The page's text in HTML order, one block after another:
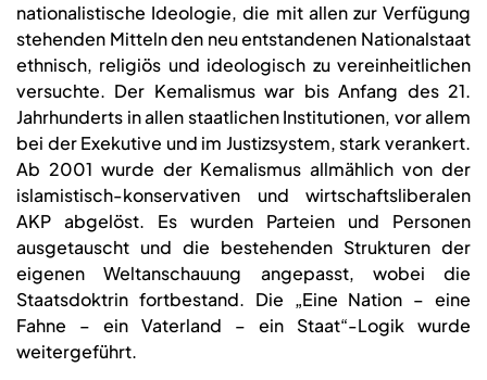
nationalistische Ideologie, die mit allen zur Verfügung
stehenden Mitteln den neu entstandenen Nationalstaat
ethnisch, religiös und ideologisch zu vereinheitlichen
versuchte. Der Kemalismus war bis Anfang des 21.
Jahrhunderts in allen staatlichen Institutionen, vor allem
bei der Exekutive und im Justizsystem, stark verankert.
Ab 2001 wurde der Kemalismus allmählich von der
islamistisch-konservativen und wirtschaftsliberalen
AKP abgelöst. Es wurden Parteien und Personen
ausgetauscht und die bestehenden Strukturen der
eigenen Weltanschauung angepasst, wobei die
Staatsdoktrin fortbestand. Die „Eine Nation – eine
Fahne – ein Vaterland – ein Staat“-Logik wurde
weitergeführt.